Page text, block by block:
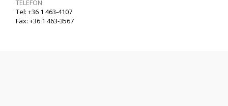
TELEFON
Tel: +36 1 463-4107
Fax: +36 1 463-3567